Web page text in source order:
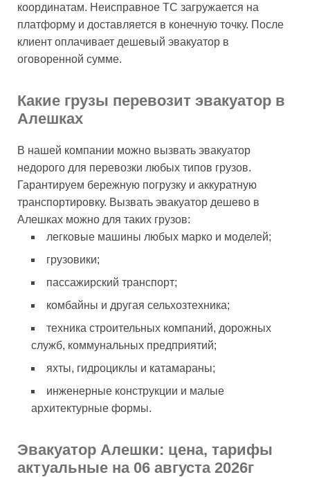
координатам. Неисправное ТС загружается на
платформу и доставляется в конечную точку. После
клиент оплачивает дешевый эвакуатор в
оговоренной сумме.
Какие грузы перевозит эвакуатор в
Алешках
В нашей компании можно вызвать эвакуатор
недорого для перевозки любых типов грузов.
Гарантируем бережную погрузку и аккуратную
транспортировку. Вызвать эвакуатор дешево в
Алешках можно для таких грузов:
легковые машины любых марко и моделей;
грузовики;
пассажирский транспорт;
комбайны и другая сельхозтехника;
техника строительных компаний, дорожных
служб, коммунальных предприятий;
яхты, гидроциклы и катамараны;
инженерные конструкции и малые
архитектурные формы.
Эвакуатор Алешки: цена, тарифы
актуальные на 06 августа 2026г